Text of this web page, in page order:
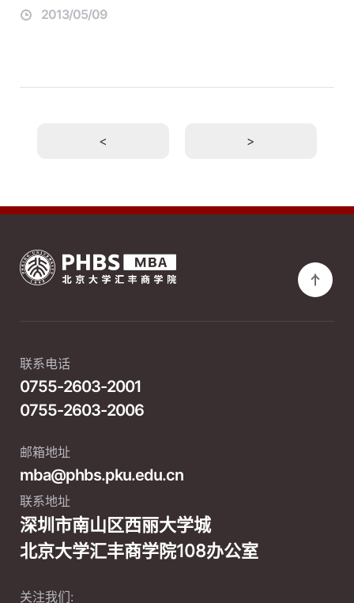
2013/05/09
< >
联系电话
0755-2603-2001
0755-2603-2006
邮箱地址
mba@phbs.pku.edu.cn
联系地址
深圳市南山区西丽大学城
北京大学汇丰商学院108办公室
关注我们: